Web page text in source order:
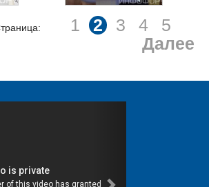
1 2 3 4
5
Далее